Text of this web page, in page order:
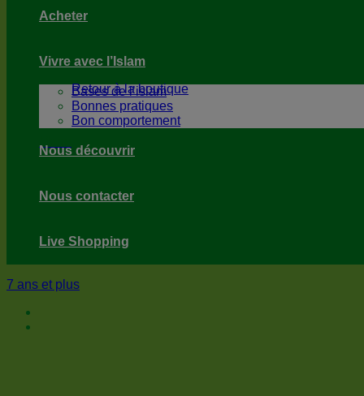
Retour à la boutique
Acheter
Vivre avec l’Islam
Bases de l’islam
Bonnes pratiques
Bon comportement
Nous découvrir
Nous contacter
Live Shopping
7 ans et plus